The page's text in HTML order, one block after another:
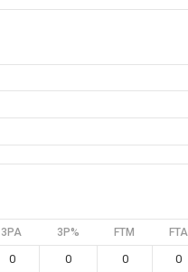
3PA 3P% FTM FTA
0 0 0 0